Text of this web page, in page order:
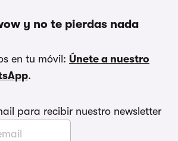
y no te pierdas nada
en tu móvil: Únete a nuestro
.
para recibir nuestro newsletter